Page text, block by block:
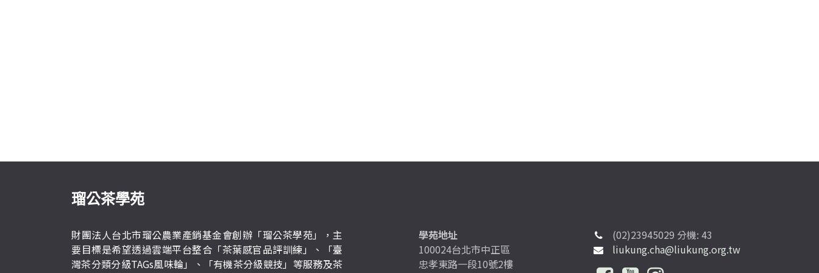
瑠公茶學苑
財團法人台北市瑠公農業產銷基金會創辦「瑠公茶學苑」，主
要目標是希望透過雲端平台整合「茶葉感官品評訓練」、「臺
灣茶分類分級TAGs風味輪」、「有機茶分級競技」等服務及茶
學苑地址
100024台北市中正區
忠孝東路一段10號2樓
(02)23945029 分機: 43
liukung.cha@liukung.org.tw